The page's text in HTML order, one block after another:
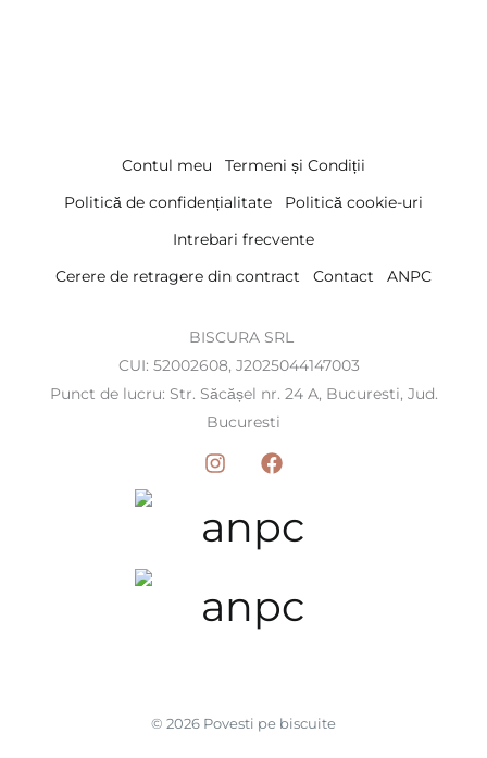
Contul meu
Termeni și Condiții
Politică de confidențialitate
Politică cookie-uri
Intrebari frecvente
Cerere de retragere din contract
Contact ANPC
BISCURA SRL
CUI: 52002608, J2025044147003
Punct de lucru: Str. Săcășel nr. 24 A, Bucuresti, Jud.
Bucuresti
© 2026 Povesti pe biscuite